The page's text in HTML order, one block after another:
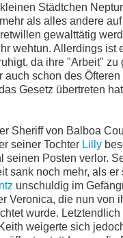
Städtchen
als alles andere
gewalttätig
wehtun. Allerdings ist
da ihre "Arbeit" zu
auch schon des
Gesetz übertreten
Sheriff von Balboa
seiner Tochter Lilly
seinen Posten verlor.
sank noch mehr, als er
unschuldig im
Veronica, die nun von
wurde.
weigerte sich
SERVICE
Forum
bei X
Kontakt
Datenschutz